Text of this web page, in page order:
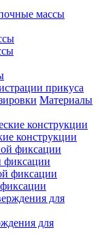
массы
прикуса
Материалы
конструкции
фиксации
для